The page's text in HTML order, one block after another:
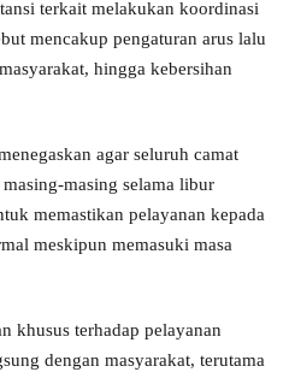
terkait melakukan koordinasi
mencakup pengaturan arus lalu
hingga kebersihan
agar seluruh camat
masing selama libur
memastikan pelayanan kepada
meskipun memasuki masa
khusus terhadap pelayanan
dengan masyarakat, terutama